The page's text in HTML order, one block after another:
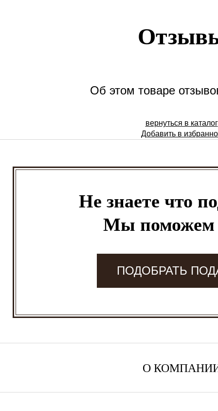
Об этом товаре
вернуться в каталог
Добавить в
Не знаете что
Мы
ПОДОБРАТЬ
О